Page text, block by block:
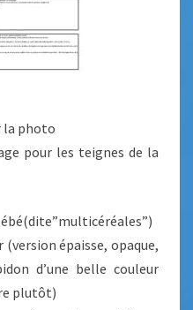
la photo
pour les teignes de la
épaisse, opaque,
d’une belle couleur
plutôt)